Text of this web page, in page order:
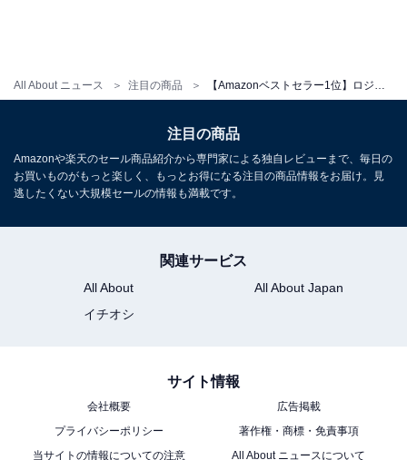
All About ニュース 注目の商品
ロジクール「MX1800GR」
ロジクール MX ANYWHERE 3S MX1800GR 静音 マウス
Bluetooth Logi Bolt Unifying非対応 コンパクト Smart
Amazonで見る
注目の商品
Amazonや楽天のセール商品紹介から専門家による独自レビューまで、毎日の
お買いものがもっと楽しく、もっとお得になる注目の商品情報をお届け。見
逃したくない大規模セールの情報も満載です。
関連サービス
All About
All About Japan
イチオシ
サイト情報
会社概要
広告掲載
プライバシーポリシー
著作権・商標・免責事項
当サイトの情報についての注意
All About ニュースについて